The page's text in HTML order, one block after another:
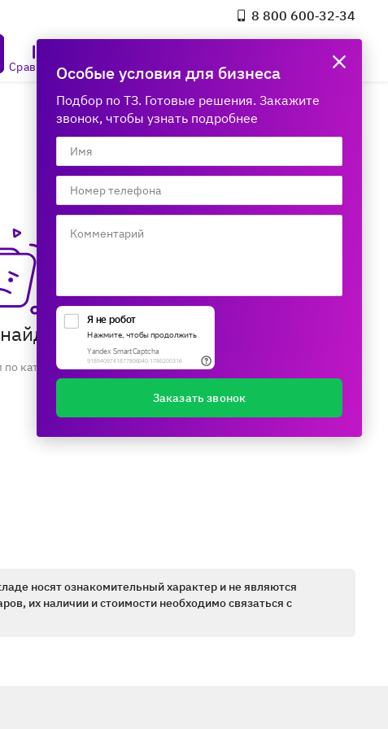
8 800 600‑32‑34
Сравнение Избранное Корзина Войти
каталогу ещё раз
носят ознакомительный характер и не являются
их наличии и стоимости необходимо связаться с
Особые условия для бизнеса
Подбор по ТЗ. Готовые решения. Закажите
звонок, чтобы узнать подробнее
Заказать звонок